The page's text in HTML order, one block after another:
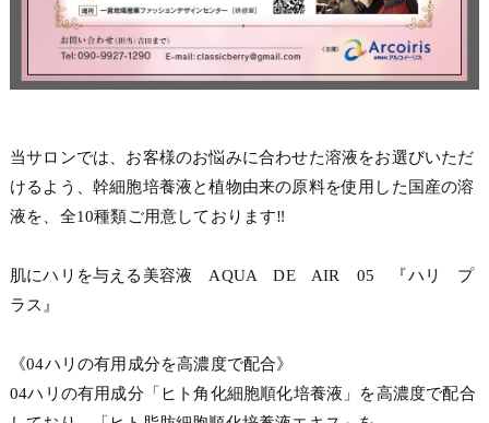
当サロンでは、お客様のお悩みに合わせた溶液をお選びいただ
けるよう、幹細胞培養液と植物由来の原料を使用した国産の溶
液を、全10種類ご用意しております‼
肌にハリを与える美容液 AQUA DE AIR 05 『ハリ プ
ラス』
《04ハリの有用成分を高濃度で配合》
04ハリの有用成分「ヒト角化細胞順化培養液」を高濃度で配合